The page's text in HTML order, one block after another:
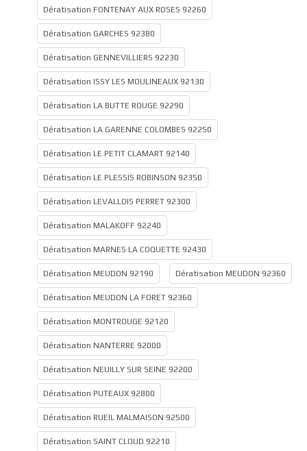
Dératisation FONTENAY AUX ROSES 92260
Dératisation GARCHES 92380
Dératisation GENNEVILLIERS 92230
Dératisation ISSY LES MOULINEAUX 92130
Dératisation LA BUTTE ROUGE 92290
Dératisation LA GARENNE COLOMBES 92250
Dératisation LE PETIT CLAMART 92140
Dératisation LE PLESSIS ROBINSON 92350
Dératisation LEVALLOIS PERRET 92300
Dératisation MALAKOFF 92240
Dératisation MARNES LA COQUETTE 92430
Dératisation MEUDON 92190 Dératisation MEUDON 92360
Dératisation MEUDON LA FORET 92360
Dératisation MONTROUGE 92120
Dératisation NANTERRE 92000
Dératisation NEUILLY SUR SEINE 92200
Dératisation PUTEAUX 92800
Dératisation RUEIL MALMAISON 92500
Dératisation SAINT CLOUD 92210